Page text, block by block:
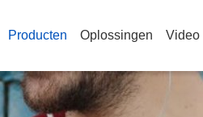
Producten Oplossingen Video